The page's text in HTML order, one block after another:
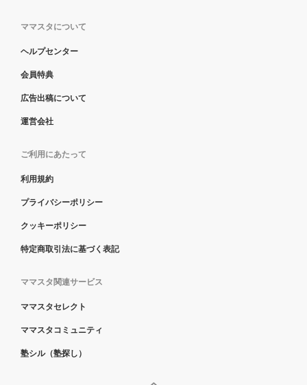
ママスタについて
ヘルプセンター
会員特典
広告出稿について
運営会社
ご利用にあたって
利用規約
プライバシーポリシー
クッキーポリシー
特定商取引法に基づく表記
ママスタ関連サービス
ママスタセレクト
ママスタコミュニティ
塾シル（塾探し）